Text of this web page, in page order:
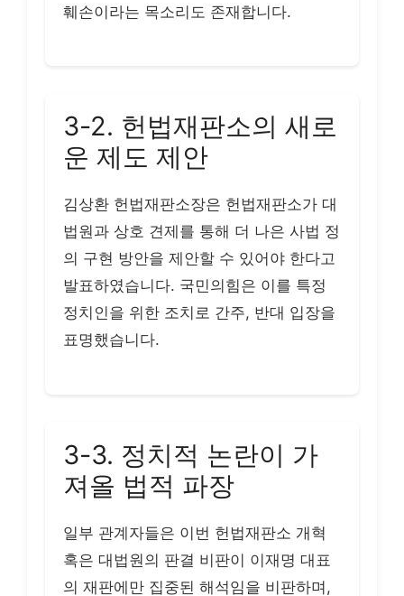
훼손이라는 목소리도 존재합니다.
3-2. 헌법재판소의 새로
운 제도 제안
김상환 헌법재판소장은 헌법재판소가 대
법원과 상호 견제를 통해 더 나은 사법 정
의 구현 방안을 제안할 수 있어야 한다고
발표하였습니다. 국민의힘은 이를 특정
정치인을 위한 조치로 간주, 반대 입장을
표명했습니다.
3-3. 정치적 논란이 가
져올 법적 파장
일부 관계자들은 이번 헌법재판소 개혁
혹은 대법원의 판결 비판이 이재명 대표
의 재판에만 집중된 해석임을 비판하며,